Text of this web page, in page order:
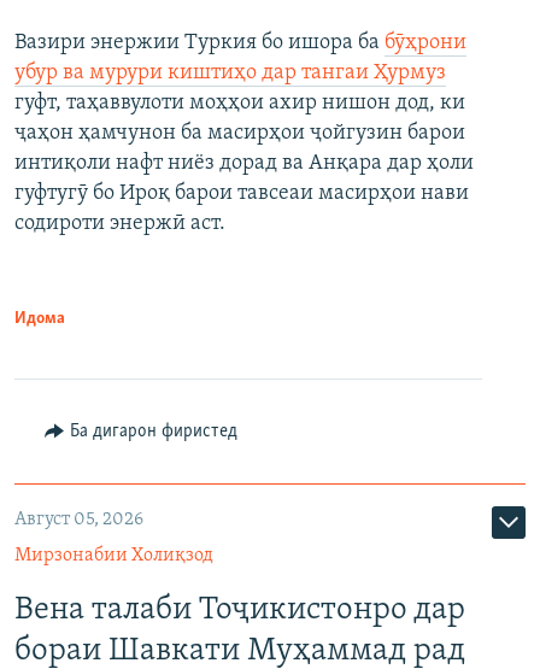
Вазири энержии Туркия бо ишора ба бӯҳрони
убур ва мурури киштиҳо дар тангаи Ҳурмуз
гуфт, таҳаввулоти моҳҳои ахир нишон дод, ки
ҷаҳон ҳамчунон ба масирҳои ҷойгузин барои
интиқоли нафт ниёз дорад ва Анқара дар ҳоли
гуфтугӯ бо Ироқ барои тавсеаи масирҳои нави
содироти энержӣ аст.
Идома
Ба дигарон фиристед
Август 05, 2026
Мирзонабии Холиқзод
Вена талаби Тоҷикистонро дар
бораи Шавкати Муҳаммад рад